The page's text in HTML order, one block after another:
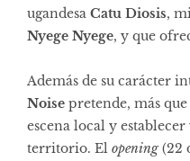
ugandesa Catu Diosis,
Nyege Nyege, y que
Además de su carácter
Noise pretende, más
escena local y
territorio. El opening(22